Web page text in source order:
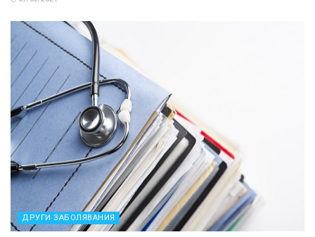
ДРУГИ ЗАБОЛЯВАНИЯ